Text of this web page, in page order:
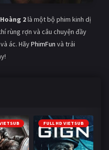
2là một bộ phim kinh dị
rùng rợn và câu chuyện đầy
ác. HãyPhimFun và trải
FULL HD VIETSUB